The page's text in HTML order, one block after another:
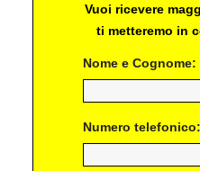
Vuoi ricevere
ti metteremo in
Nome e Cognome:
Numero telefonico: